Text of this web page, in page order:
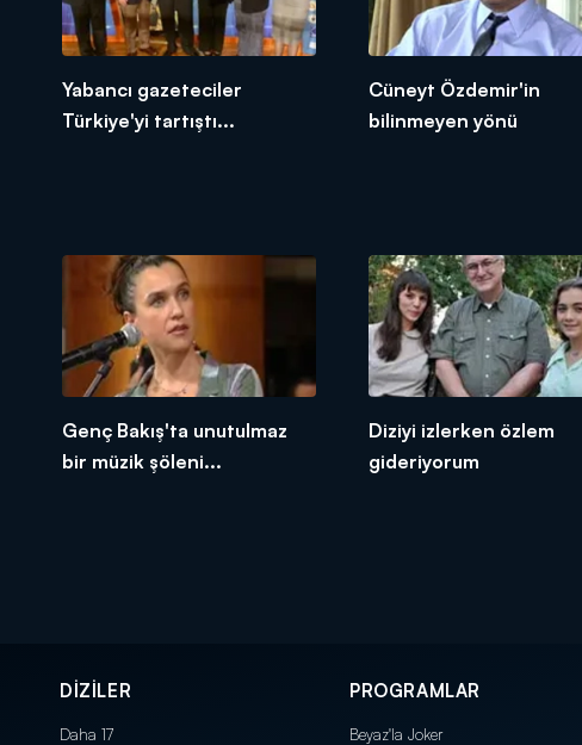
Yabancı gazeteciler
Türkiye'yi tartıştı...
Cüneyt Özdemir'in
bilinmeyen yönü
Genç Bakış'ta unutulmaz
bir müzik şöleni...
Diziyi izlerken özlem
gideriyorum
DİZİLER
Daha 17
PROGRAMLAR
Beyaz'la Joker